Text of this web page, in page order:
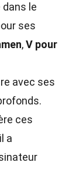
le
ses
,V pour
avec ses
ces
a